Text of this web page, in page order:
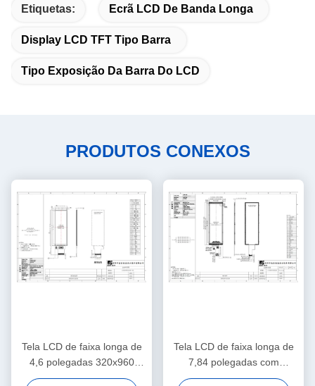
Etiquetas: Ecrã LCD De Banda Longa
Display LCD TFT Tipo Barra
Tipo Exposição Da Barra Do LCD
PRODUTOS CONEXOS
Tela LCD de faixa longa de
4,6 polegadas 320x960
300cd/m2 Luminância IPS
Tela LCD de faixa longa de
7,84 polegadas com
resolução de 400x1280 e